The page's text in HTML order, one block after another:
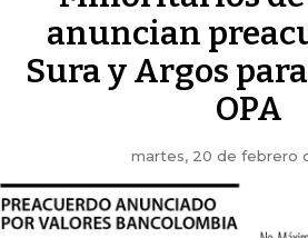
anuncian
Sura y Argos
OPA
martes, 20 de febrero